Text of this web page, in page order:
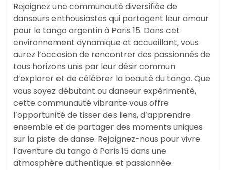
Rejoignez une communauté diversifiée de
danseurs enthousiastes qui partagent leur amour
pour le tango argentin à Paris 15. Dans cet
environnement dynamique et accueillant, vous
aurez l’occasion de rencontrer des passionnés de
tous horizons unis par leur désir commun
d’explorer et de célébrer la beauté du tango. Que
vous soyez débutant ou danseur expérimenté,
cette communauté vibrante vous offre
l’opportunité de tisser des liens, d’apprendre
ensemble et de partager des moments uniques
sur la piste de danse. Rejoignez-nous pour vivre
l’aventure du tango à Paris 15 dans une
atmosphère authentique et passionnée.